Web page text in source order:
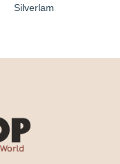
Silverlam